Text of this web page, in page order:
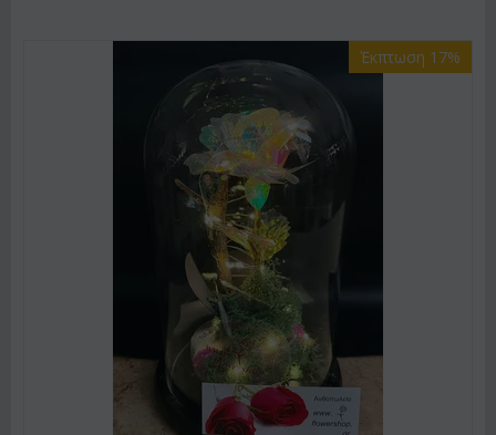
Έκπτωση 17%